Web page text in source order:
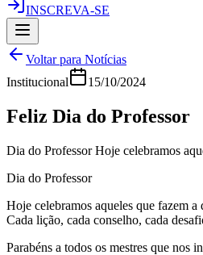
INSCREVA-SE
Voltar para Notícias
Institucional
15/10/2024
Feliz Dia do Professor
Dia do Professor Hoje celebramos
Dia do Professor
Hoje celebramos aqueles que fazem
Cada lição, cada conselho, cada
Parabéns a todos os mestres que nos